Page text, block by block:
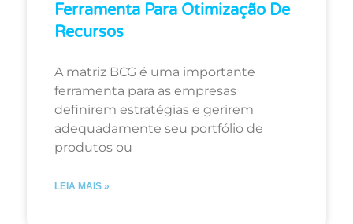
Ferramenta Para Otimização De
Recursos
A matriz BCG é uma importante
ferramenta para as empresas
definirem estratégias e gerirem
adequadamente seu portfólio de
produtos ou
LEIA MAIS »